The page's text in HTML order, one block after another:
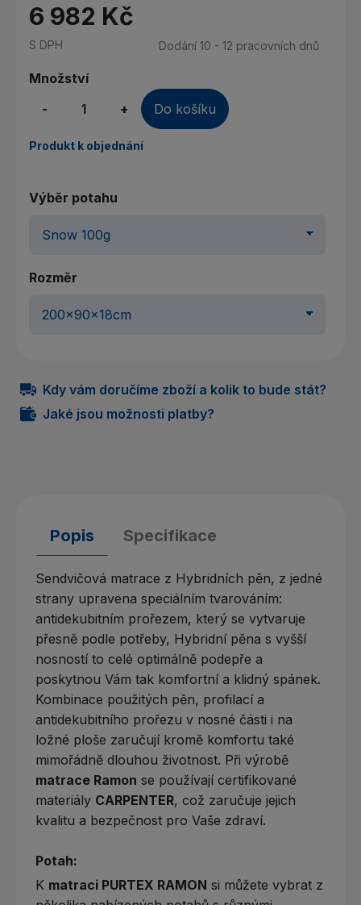
6 982 Kč
S DPH Dodání 10 - 12 pracovních dnů
Množství
-
+ Do košíku
Produkt k objednání
Výběr potahu
Rozměr
Kdy vám doručíme zboží a kolik to bude stát?
Jaké jsou možnosti platby?
Popis Specifikace
Sendvičová matrace z Hybridních pěn, z jedné
strany upravena speciálním tvarováním:
antidekubitním prořezem, který se vytvaruje
přesně podle potřeby, Hybridní pěna s vyšší
nosností to celé optimálně podepře a
poskytnou Vám tak komfortní a klidný spánek.
Kombinace použitých pěn, profilací a
antidekubitního prořezu v nosné části i na
ložné ploše zaručují kromě komfortu také
mimořádně dlouhou životnost. Při výrobě
matrace Ramon se používají certifikované
materiály CARPENTER, což zaručuje jejich
kvalitu a bezpečnost pro Vaše zdraví.
Potah:
K matraci PURTEX RAMON si můžete vybrat z